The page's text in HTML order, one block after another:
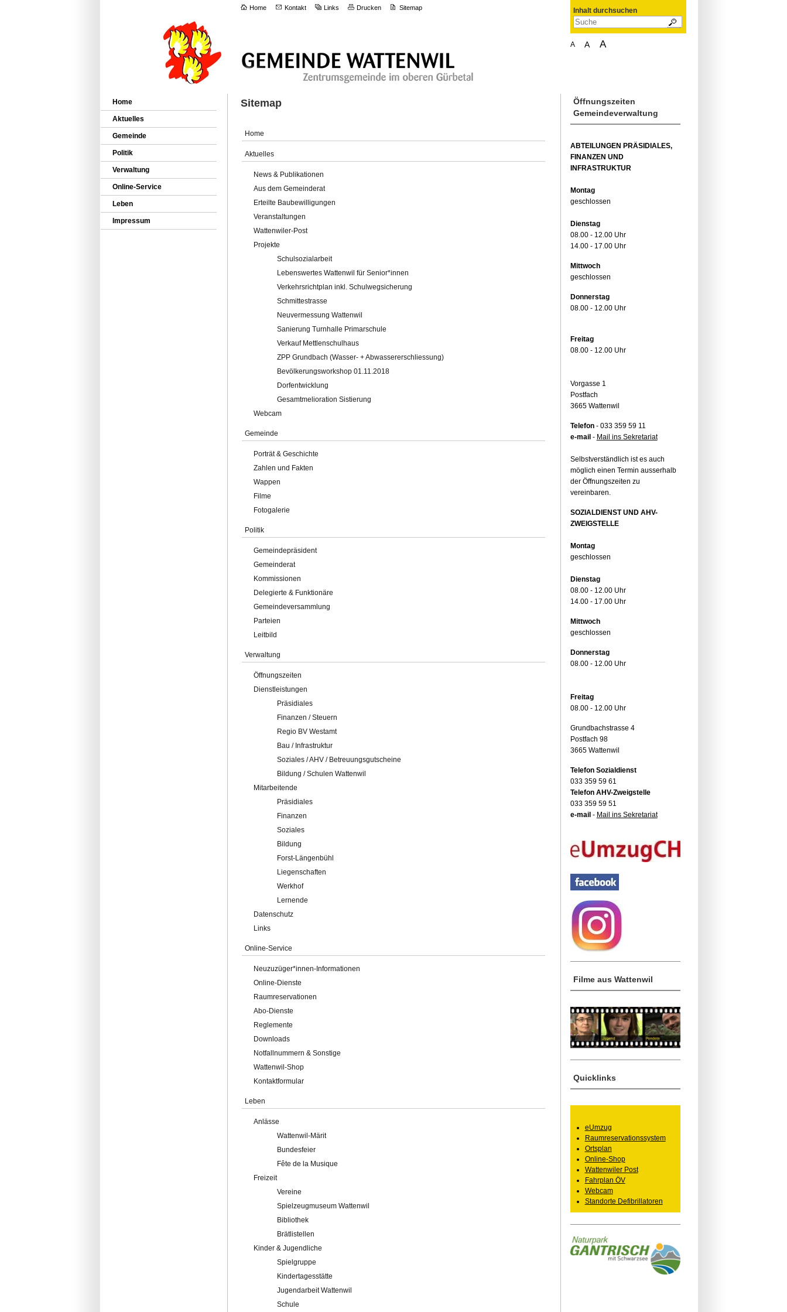
Home Kontakt Links Drucken Sitemap Inhalt durchsuchen
A A A
Home
Aktuelles
Gemeinde
Politik
Verwaltung
Online-Service
Leben
Impressum
Sitemap
Home
Aktuelles
News & Publikationen
Aus dem Gemeinderat
Erteilte Baubewilligungen
Veranstaltungen
Wattenwiler-Post
Projekte
Schulsozialarbeit
Lebenswertes Wattenwil für Senior*innen
Verkehrsrichtplan inkl. Schulwegsicherung
Schmittestrasse
Neuvermessung Wattenwil
Sanierung Turnhalle Primarschule
Verkauf Mettlenschulhaus
ZPP Grundbach (Wasser- + Abwassererschliessung)
Bevölkerungsworkshop 01.11.2018
Dorfentwicklung
Gesamtmelioration Sistierung
Webcam
Gemeinde
Porträt & Geschichte
Zahlen und Fakten
Wappen
Filme
Fotogalerie
Politik
Gemeindepräsident
Gemeinderat
Kommissionen
Delegierte & Funktionäre
Gemeindeversammlung
Parteien
Leitbild
Verwaltung
Öffnungszeiten
Dienstleistungen
Präsidiales
Finanzen / Steuern
Regio BV Westamt
Bau / Infrastruktur
Soziales / AHV / Betreuungsgutscheine
Bildung / Schulen Wattenwil
Mitarbeitende
Präsidiales
Finanzen
Soziales
Bildung
Forst-Längenbühl
Liegenschaften
Werkhof
Lernende
Datenschutz
Links
Online-Service
Neuzuzüger*innen-Informationen
Online-Dienste
Raumreservationen
Abo-Dienste
Reglemente
Downloads
Notfallnummern & Sonstige
Wattenwil-Shop
Kontaktformular
Leben
Anlässe
Wattenwil-Märit
Bundesfeier
Fête de la Musique
Freizeit
Vereine
Spielzeugmuseum Wattenwil
Bibliothek
Brätlistellen
Kinder & Jugendliche
Spielgruppe
Kindertagesstätte
Jugendarbeit Wattenwil
Schule
Öffnungszeiten
Gemeindeverwaltung
ABTEILUNGEN PRÄSIDIALES,
FINANZEN UND
INFRASTRUKTUR
Montag
geschlossen
Dienstag
08.00 - 12.00 Uhr
14.00 - 17.00 Uhr
Mittwoch
geschlossen
Donnerstag
08.00 - 12.00 Uhr
Freitag
08.00 - 12.00 Uhr
Vorgasse 1
Postfach
3665 Wattenwil
Telefon- 033 359 59 11
e-mail - Mail ins Sekretariat
Selbstverständlich ist es auch
möglich einen Termin ausserhalb
der Öffnungszeiten zu
vereinbaren.
SOZIALDIENST UND AHV-
ZWEIGSTELLE
Montag
geschlossen
Dienstag
08.00 - 12.00 Uhr
14.00 - 17.00 Uhr
Mittwoch
geschlossen
Donnerstag
08.00 - 12.00 Uhr
Freitag
08.00 - 12.00 Uhr
Grundbachstrasse 4
Postfach 98
3665 Wattenwil
Telefon Sozialdienst
033 359 59 61
Telefon AHV-Zweigstelle
033 359 59 51
e-mail - Mail ins Sekretariat
Filme aus Wattenwil
Quicklinks
eUmzug
Raumreservationssystem
Ortsplan
Online-Shop
Wattenwiler Post
Fahrplan ÖV
Webcam
Standorte Defibrillatoren